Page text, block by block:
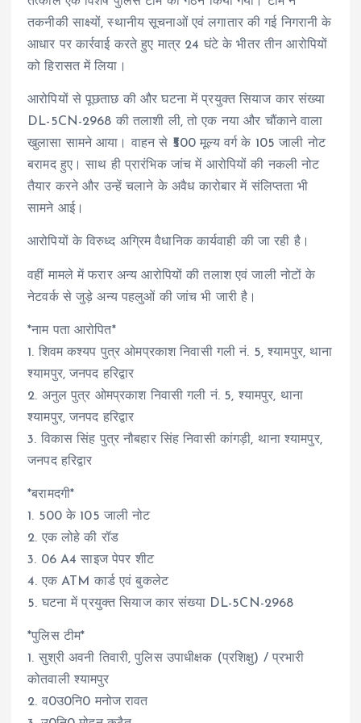
तकनीकी साक्ष्यों, स्थानीय सूचनाओं एवं लगातार की गई निगरानी के
आधार पर कार्रवाई करते हुए मात्र 24 घंटे के भीतर तीन आरोपियों
को हिरासत में लिया।
आरोपियों से पूछताछ की और घटना में प्रयुक्त सियाज कार संख्या
DL-5CN-2968 की तलाशी ली, तो एक नया और चौंकाने वाला
खुलासा सामने आया। वाहन से ₹500 मूल्य वर्ग के 105 जाली नोट
बरामद हुए। साथ ही प्रारंभिक जांच में आरोपियों की नकली नोट
तैयार करने और उन्हें चलाने के अवैध कारोबार में संलिप्तता भी
सामने आई।
आरोपियों के विरुध्द अग्रिम वैधानिक कार्यवाही की जा रही है।
वहीं मामले में फरार अन्य आरोपियों की तलाश एवं जाली नोटों के
नेटवर्क से जुड़े अन्य पहलुओं की जांच भी जारी है।
*नाम पता आरोपित*
1. शिवम कश्यप पुत्र ओमप्रकाश निवासी गली नं. 5, श्यामपुर, थाना
श्यामपुर, जनपद हरिद्वार
2. ⁠अनुल पुत्र ओमप्रकाश निवासी गली नं. 5, श्यामपुर, थाना
श्यामपुर, जनपद हरिद्वार
3. ⁠विकास सिंह पुत्र नौबहार सिंह निवासी कांगड़ी, थाना श्यामपुर,
जनपद हरिद्वार
*बरामदगी*
1. 500 के 105 जाली नोट
2. ⁠एक लोहे की रॉड
3. ⁠06 A4 साइज पेपर शीट
4. ⁠एक ATM कार्ड एवं बुकलेट
5. ⁠घटना में प्रयुक्त सियाज कार संख्या DL-5CN-2968
*पुलिस टीम*
1. सुश्री अवनी तिवारी, पुलिस उपाधीक्षक (प्रशिक्षु) / प्रभारी
कोतवाली श्यामपुर
2. ⁠व0उ0नि0 मनोज रावत